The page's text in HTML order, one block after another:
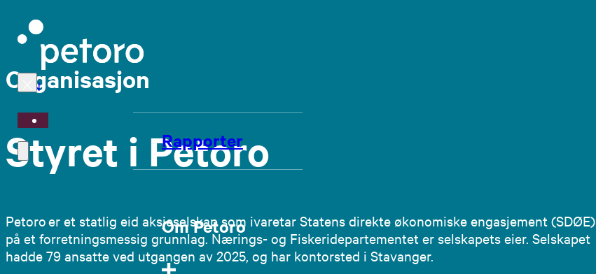
EN
Rapporter
Om Petoro
Organisasjon
Styret i Petoro
Petoro er et statlig eid aksjeselskap som ivaretar Statens direkte økonomiske engasjement (SDØE)
på et forretningsmessig grunnlag. Nærings- og Fiskeridepartementet er selskapets eier. Selskapet
hadde 79 ansatte ved utgangen av 2025, og har kontorsted i Stavanger.